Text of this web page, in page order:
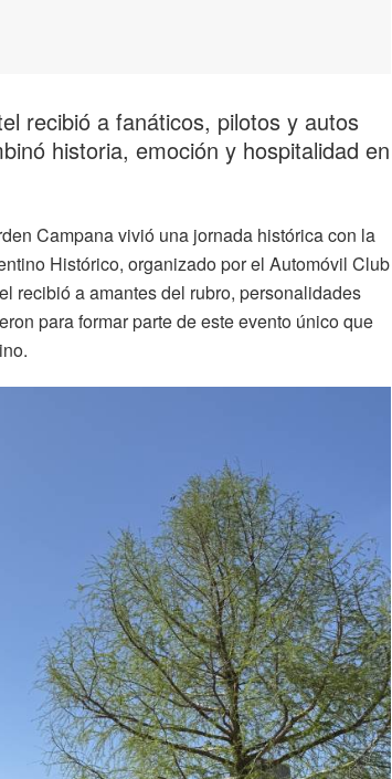
recibió a fanáticos, pilotos y autos
historia, emoción y hospitalidad en
Campana vivió una jornada histórica con la
Histórico, organizado por el Automóvil Club
recibió a amantes del rubro, personalidades
para formar parte de este evento único que